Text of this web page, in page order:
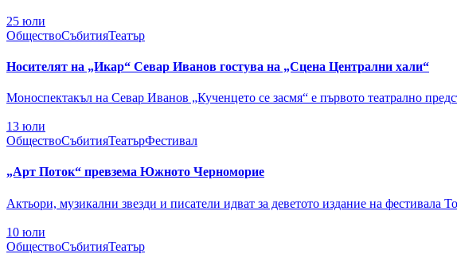
25 юли
ОбществоСъбитияТеатър
Носителят на „Икар“ Севар Иванов гостува на „Сцена Централни хали“
Моноспектакъл на Севар Иванов „Кученцето се засмя“ е първото театрално
13 юли
ОбществоСъбитияТеатърФестивал
„Арт Поток“ превзема Южното Черноморие
Актьори, музикални звезди и писатели идват за деветото издание на фестивала
10 юли
ОбществоСъбитияТеатър